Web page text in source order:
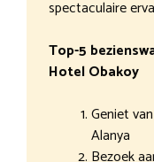
spectaculaire
Top-5
Hotel Obakoy
Geniet
Alanya
Bezoek